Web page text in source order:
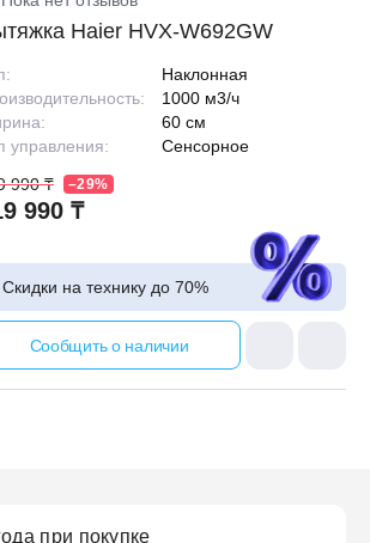
Haier HVX-W692GW
Наклонная
1000 м3/ч
60 см
управления:
Сенсорное
990 ₸
990 ₸ –29%
Скидки на технику до 70%
Сообщить о наличии
при покупке